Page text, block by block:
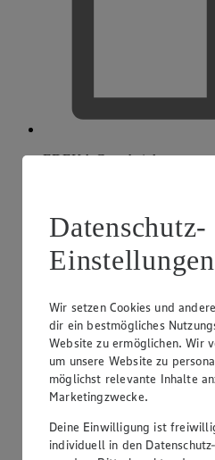
EDEKA Gutscheinkarte
Datenschutz-
Einstellungen
Wir setzen Cookies und
dir ein bestmögliches
Website zu ermöglichen. Wir
um unsere Website zu
möglichst relevante Inhalte
Marketingzwecke.
Deine Einwilligung ist
individuell in den